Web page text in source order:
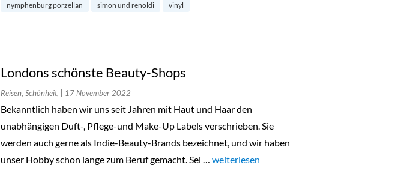
nymphenburg porzellan
simon und renoldi vinyl
Londons schönste Beauty-Shops
Reisen, Schönheit, | 17 November 2022
Bekanntlich haben wir uns seit Jahren mit Haut und Haar den
unabhängigen Duft-, Pflege-und Make-Up Labels verschrieben. Sie
werden auch gerne als Indie-Beauty-Brands bezeichnet, und wir haben
unser Hobby schon lange zum Beruf gemacht. Sei … „Londons schönste Beauty-Shops“
weiterlesen